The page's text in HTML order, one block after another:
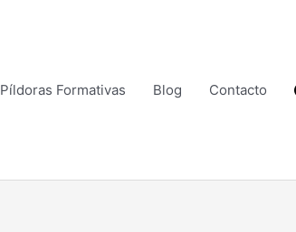
Píldoras Formativas Blog Contacto